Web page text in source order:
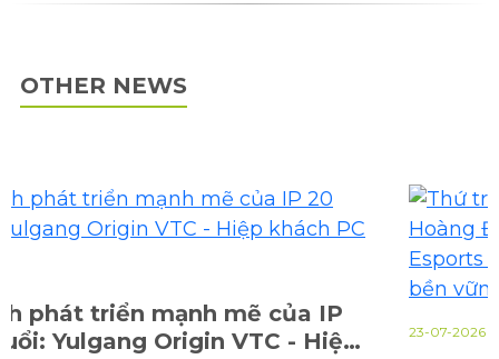
OTHER NEWS
23-07-2026